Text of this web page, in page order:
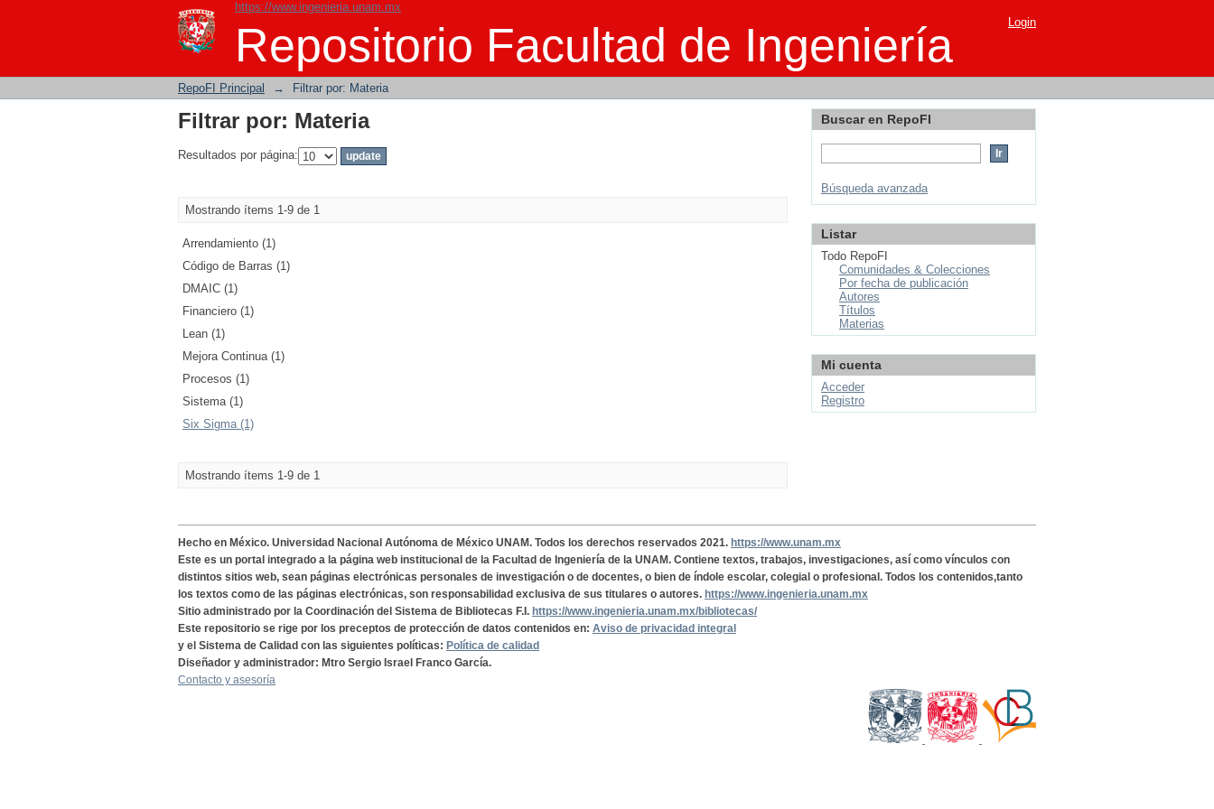
https://www.ingenieria.unam.mx
Repositorio Facultad de Ingeniería
Filtrar por: Materia Login
RepoFI Principal → Filtrar por: Materia
Filtrar por: Materia
Resultados por página:
Mostrando ítems 1-9 de 1
Arrendamiento (1)
Código de Barras (1)
DMAIC (1)
Financiero (1)
Lean (1)
Mejora Continua (1)
Procesos (1)
Sistema (1)
Six Sigma (1)
Mostrando ítems 1-9 de 1
Buscar en RepoFI
Búsqueda avanzada
Listar
Todo RepoFI
Comunidades & Colecciones
Por fecha de publicación
Autores
Títulos
Materias
Mi cuenta
Acceder
Registro
Hecho en México. Universidad Nacional Autónoma de México UNAM. Todos los derechos reservados 2021. https://www.unam.mx
Este es un portal integrado a la página web institucional de la Facultad de Ingeniería de la UNAM. Contiene textos, trabajos, investigaciones, así como vínculos con
distintos sitios web, sean páginas electrónicas personales de investigación o de docentes, o bien de índole escolar, colegial o profesional. Todos los contenidos,tanto
los textos como de las páginas electrónicas, son responsabilidad exclusiva de sus titulares o autores. https://www.ingenieria.unam.mx
Sitio administrado por la Coordinación del Sistema de Bibliotecas F.I. https://www.ingenieria.unam.mx/bibliotecas/
Este repositorio se rige por los preceptos de protección de datos contenidos en: Aviso de privacidad integral
y el Sistema de Calidad con las siguientes políticas: Política de calidad
Diseñador y administrador: Mtro Sergio Israel Franco García.
Contacto y asesoría